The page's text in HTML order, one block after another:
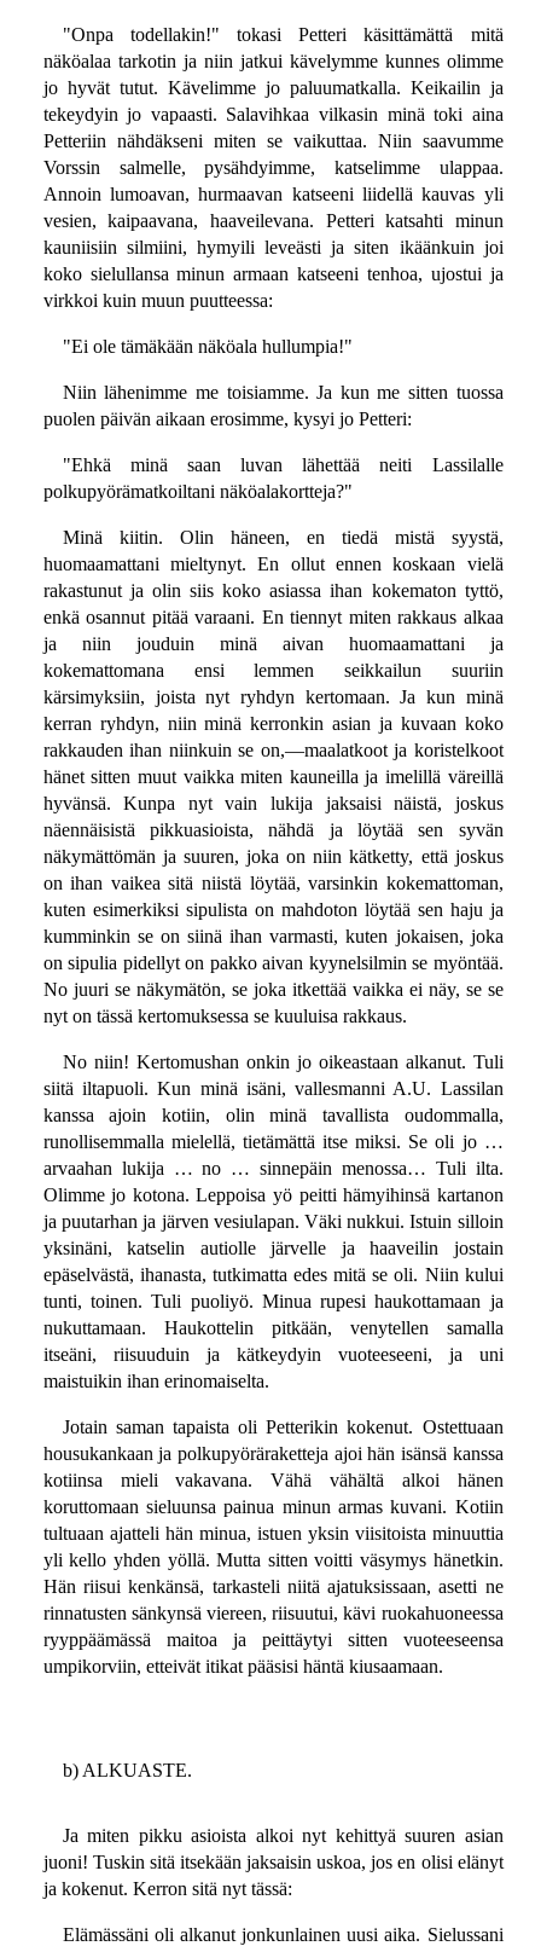
"Onpa todellakin!" tokasi Petteri käsittämättä mitä
näköalaa tarkotin ja niin jatkui kävelymme kunnes olimme
jo hyvät tutut. Kävelimme jo paluumatkalla. Keikailin ja
tekeydyin jo vapaasti. Salavihkaa vilkasin minä toki aina
Petteriin nähdäkseni miten se vaikuttaa. Niin saavumme
Vorssin salmelle, pysähdyimme, katselimme ulappaa.
Annoin lumoavan, hurmaavan katseeni liidellä kauvas yli
vesien, kaipaavana, haaveilevana. Petteri katsahti minun
kauniisiin silmiini, hymyili leveästi ja siten ikäänkuin joi
koko sielullansa minun armaan katseeni tenhoa, ujostui ja
virkkoi kuin muun puutteessa:
"Ei ole tämäkään näköala hullumpia!"
Niin lähenimme me toisiamme. Ja kun me sitten tuossa
puolen päivän aikaan erosimme, kysyi jo Petteri:
"Ehkä minä saan luvan lähettää neiti Lassilalle
polkupyörämatkoiltani näköalakortteja?"
Minä kiitin. Olin häneen, en tiedä mistä syystä,
huomaamattani mieltynyt. En ollut ennen koskaan vielä
rakastunut ja olin siis koko asiassa ihan kokematon tyttö,
enkä osannut pitää varaani. En tiennyt miten rakkaus alkaa
ja niin jouduin minä aivan huomaamattani ja
kokemattomana ensi lemmen seikkailun suuriin
kärsimyksiin, joista nyt ryhdyn kertomaan. Ja kun minä
kerran ryhdyn, niin minä kerronkin asian ja kuvaan koko
rakkauden ihan niinkuin se on,—maalatkoot ja koristelkoot
hänet sitten muut vaikka miten kauneilla ja imelillä väreillä
hyvänsä. Kunpa nyt vain lukija jaksaisi näistä, joskus
näennäisistä pikkuasioista, nähdä ja löytää sen syvän
näkymättömän ja suuren, joka on niin kätketty, että joskus
on ihan vaikea sitä niistä löytää, varsinkin kokemattoman,
kuten esimerkiksi sipulista on mahdoton löytää sen haju ja
kumminkin se on siinä ihan varmasti, kuten jokaisen, joka
on sipulia pidellyt on pakko aivan kyynelsilmin se myöntää.
No juuri se näkymätön, se joka itkettää vaikka ei näy, se se
nyt on tässä kertomuksessa se kuuluisa rakkaus.
No niin! Kertomushan onkin jo oikeastaan alkanut. Tuli
siitä iltapuoli. Kun minä isäni, vallesmanni A.U. Lassilan
kanssa ajoin kotiin, olin minä tavallista oudommalla,
runollisemmalla mielellä, tietämättä itse miksi. Se oli jo …
arvaahan lukija … no … sinnepäin menossa… Tuli ilta.
Olimme jo kotona. Leppoisa yö peitti hämyihinsä kartanon
ja puutarhan ja järven vesiulapan. Väki nukkui. Istuin silloin
yksinäni, katselin autiolle järvelle ja haaveilin jostain
epäselvästä, ihanasta, tutkimatta edes mitä se oli. Niin kului
tunti, toinen. Tuli puoliyö. Minua rupesi haukottamaan ja
nukuttamaan. Haukottelin pitkään, venytellen samalla
itseäni, riisuuduin ja kätkeydyin vuoteeseeni, ja uni
maistuikin ihan erinomaiselta.
Jotain saman tapaista oli Petterikin kokenut. Ostettuaan
housukankaan ja polkupyöräraketteja ajoi hän isänsä kanssa
kotiinsa mieli vakavana. Vähä vähältä alkoi hänen
koruttomaan sieluunsa painua minun armas kuvani. Kotiin
tultuaan ajatteli hän minua, istuen yksin viisitoista minuuttia
yli kello yhden yöllä. Mutta sitten voitti väsymys hänetkin.
Hän riisui kenkänsä, tarkasteli niitä ajatuksissaan, asetti ne
rinnatusten sänkynsä viereen, riisuutui, kävi ruokahuoneessa
ryyppäämässä maitoa ja peittäytyi sitten vuoteeseensa
umpikorviin, etteivät itikat pääsisi häntä kiusaamaan.
b) ALKUASTE.
Ja miten pikku asioista alkoi nyt kehittyä suuren asian
juoni! Tuskin sitä itsekään jaksaisin uskoa, jos en olisi elänyt
ja kokenut. Kerron sitä nyt tässä:
Elämässäni oli alkanut jonkunlainen uusi aika. Sielussani